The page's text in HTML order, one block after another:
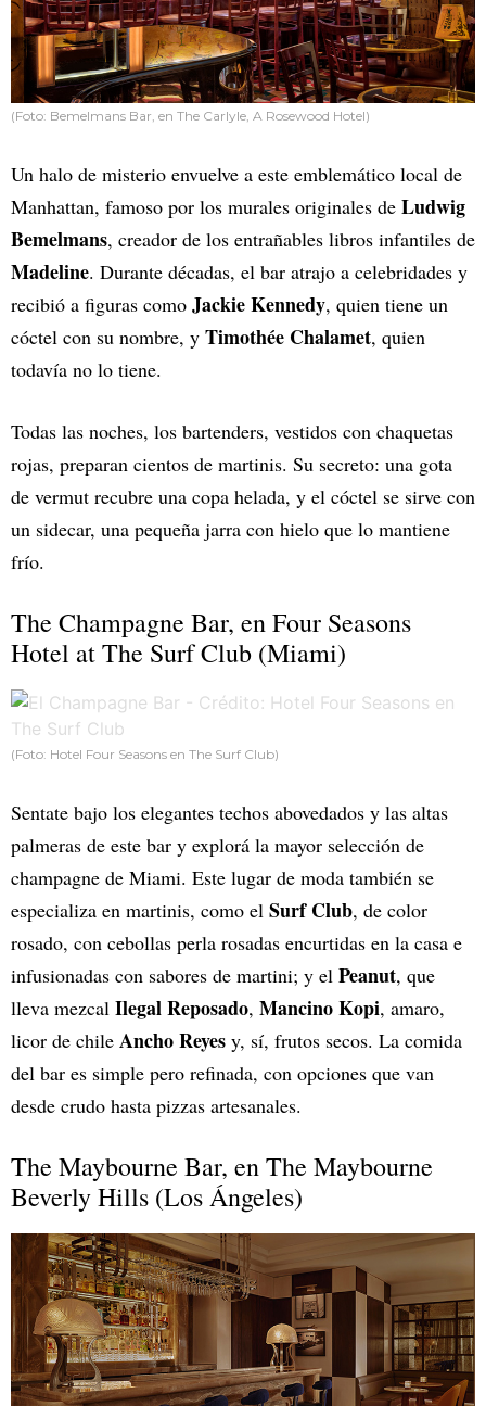
(Foto: Bemelmans Bar, en The Carlyle, A Rosewood Hotel)
Un halo de misterio envuelve a este emblemático local de
Manhattan, famoso por los murales originales de Ludwig
Bemelmans, creador de los entrañables libros infantiles de
Madeline. Durante décadas, el bar atrajo a celebridades y
recibió a figuras como Jackie Kennedy, quien tiene un
cóctel con su nombre, y Timothée Chalamet, quien
todavía no lo tiene.
Todas las noches, los bartenders, vestidos con chaquetas
rojas, preparan cientos de martinis. Su secreto: una gota
de vermut recubre una copa helada, y el cóctel se sirve con
un sidecar, una pequeña jarra con hielo que lo mantiene
frío.
The Champagne Bar, en Four Seasons
Hotel at The Surf Club (Miami)
(Foto: Hotel Four Seasons en The Surf Club)
Sentate bajo los elegantes techos abovedados y las altas
palmeras de este bar y explorá la mayor selección de
champagne de Miami. Este lugar de moda también se
especializa en martinis, como el Surf Club, de color
rosado, con cebollas perla rosadas encurtidas en la casa e
infusionadas con sabores de martini; y el Peanut, que
lleva mezcal Ilegal Reposado, Mancino Kopi, amaro,
licor de chile Ancho Reyes y, sí, frutos secos. La comida
del bar es simple pero refinada, con opciones que van
desde crudo hasta pizzas artesanales.
The Maybourne Bar, en The Maybourne
Beverly Hills (Los Ángeles)